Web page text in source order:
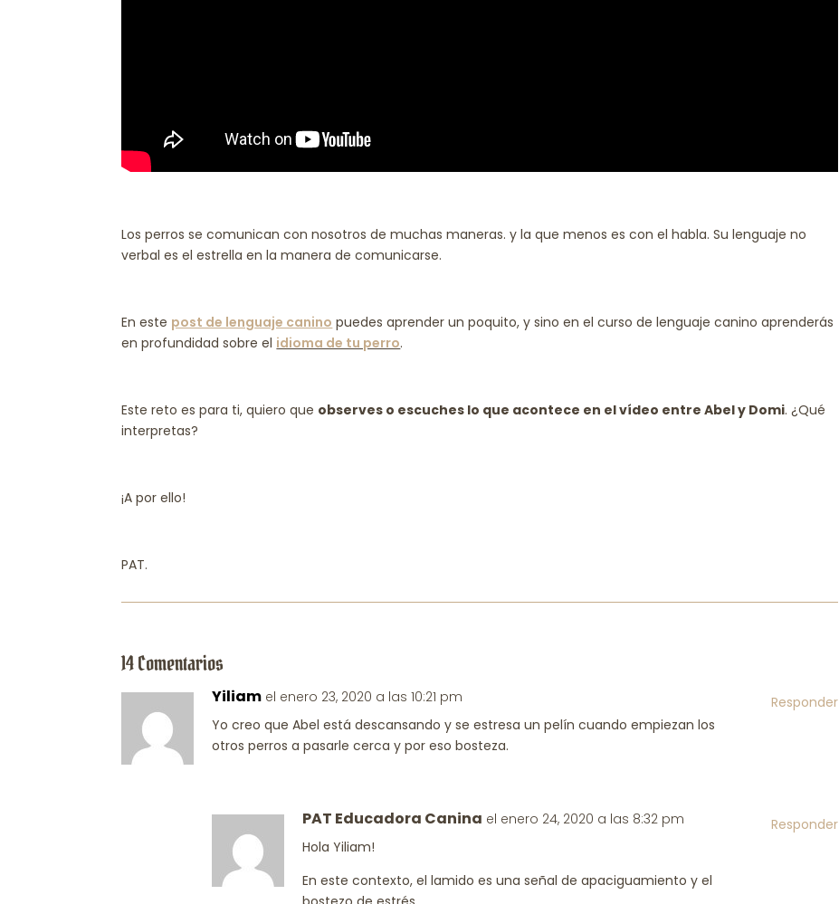
Los perros se comunican con nosotros de muchas maneras. y la que menos es con el habla. Su lenguaje no
verbal es el estrella en la manera de comunicarse.
En este post de lenguaje canino puedes aprender un poquito, y sino en el curso de lenguaje canino aprenderás
en profundidad sobre el idioma de tu perro.
Este reto es para ti, quiero que observes o escuches lo que acontece en el vídeo entre Abel y Domi. ¿Qué
interpretas?
¡A por ello!
PAT.
14 Comentarios
Yiliam el enero 23, 2020 a las 10:21 pm
Yo creo que Abel está descansando y se estresa un pelín cuando empiezan los
otros perros a pasarle cerca y por eso bosteza.
Responder
PAT Educadora Canina el enero 24, 2020 a las 8:32 pm
Hola Yiliam!
En este contexto, el lamido es una señal de apaciguamiento y el
Responder